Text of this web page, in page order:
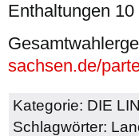
Enthaltungen 10
sachsen.de/
Kategorie: DIE
Schlagwörter: